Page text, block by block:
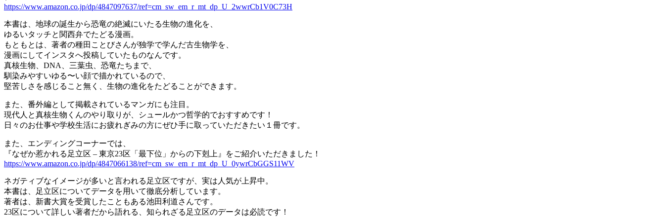
https://www.amazon.co.jp/dp/4847097637/ref=cm_sw_em_r_mt_dp_U_2wwrCb1V0C73H
本書は、地球の誕生から恐竜の絶滅にいたる生物の進化を、
ゆるいタッチと関西弁でたどる漫画。
もともとは、著者の種田ことびさんが独学で学んだ古生物学を、
漫画にしてインスタへ投稿していたものなんです。
真核生物、DNA、三葉虫、恐竜たちまで、
馴染みやすいゆる〜い顔で描かれているので、
堅苦しさを感じること無く、生物の進化をたどることができます。
また、番外編として掲載されているマンガにも注目。
現代人と真核生物くんのやり取りが、シュールかつ哲学的でおすすめです！
日々のお仕事や学校生活にお疲れぎみの方にぜひ手に取っていただきたい１冊です。
また、エンディングコーナーでは、
『なぜか惹かれる足立区 – 東京23区「最下位」からの下剋上』をご紹介いただきました！
https://www.amazon.co.jp/dp/4847066138/ref=cm_sw_em_r_mt_dp_U_0ywrCbGGS11WV
ネガティブなイメージが多いと言われる足立区ですが、実は人気が上昇中。
本書は、足立区についてデータを用いて徹底分析しています。
著者は、新書大賞を受賞したこともある池田利道さんです。
23区について詳しい著者だから語れる、知られざる足立区のデータは必読です！